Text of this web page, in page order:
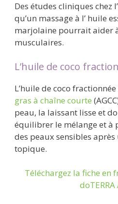
Des études cliniques chez
qu’un massage à l’ huile
marjolaine pourrait aider
musculaires.
L’huile de coco
L’huile de coco
gras à chaîne courte
peau, la laissant lisse et
équilibrer le mélange et à
des peaux sensibles
topique.
Téléchargez la fiche en